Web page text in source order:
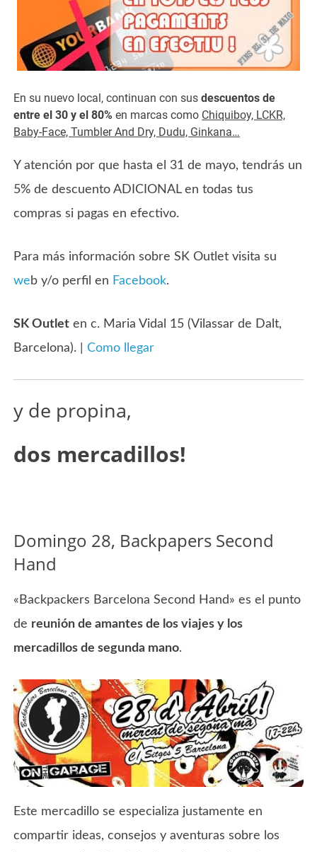
En su nuevo local, continuan con sus descuentos de
entre el 30 y el 80%en marcas como Chiquiboy, LCKR,
Baby-Face, Tumbler And Dry, Dudu, Ginkana…
Y atención por que hasta el 31 de mayo, tendrás un
5% de descuento ADICIONAL en todas tus
compras si pagas en efectivo.
Para más información sobre SK Outlet visita su
web y/o perfil en Facebook.
SK Outlet en c. Maria Vidal 15 (Vilassar de Dalt,
Barcelona). |Como llegar
y de propina,
dos mercadillos!
Domingo 28, Backpapers Second
Hand
«Backpackers Barcelona Second Hand» es el punto
de reunión de amantes de los viajes y los
mercadillos de segunda mano.
Este mercadillo se especializa justamente en
compartir ideas, consejos y aventuras sobre los